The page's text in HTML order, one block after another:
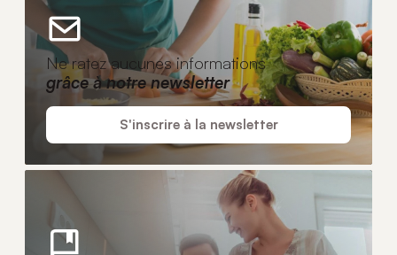
Ne ratez aucunes informations
grâce à notre newsletter
S'inscrire à la newsletter